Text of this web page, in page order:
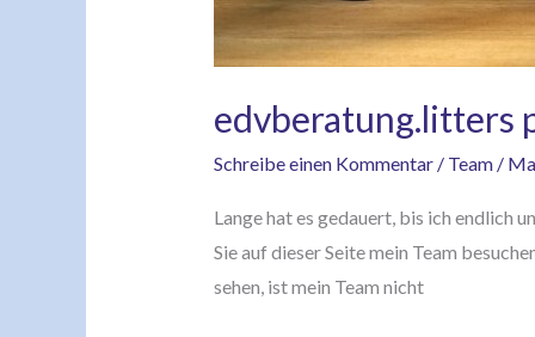
edvberatung.litters
Schreibe einen Kommentar / Team/
Lange hat es gedauert, bis ich endlich
Sie auf dieser Seite mein Team
sehen, ist mein Team nicht